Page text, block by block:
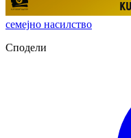
семејно насилство
Сподели